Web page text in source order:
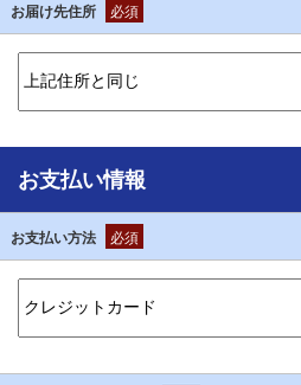
お届け先住所 必須
お支払い情報
お支払い方法 必須